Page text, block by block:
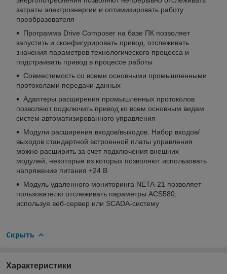
затраты электроэнергии и оптимизировать работу
преобразователя
Программа Drive Composer на базе ПК позволяет
запустить и сконфигурировать привод, отслеживать
значения параметров технологического процесса и
подстраивать привод в процессе работы
Совместимость со всеми основными промышленными
протоколами передачи данных
Адаптеры расширения промышленных протоколов
позволяют подключить привод ко всем основным видам
систем автоматизированного управления
Модули расширения входов/выходов. Набор входов/
выходов стандартной встроенной платы управления
можно расширить за счет подключения внешних
модулей, некоторые из которых позволяют использовать
напряжение питания +24 В
Модуль удаленного мониторинга NETA-21 позволяет
пользователю отслеживать параметры ACS580,
используя веб-сервер или SCADA-систему
Скрыть
Характеристики